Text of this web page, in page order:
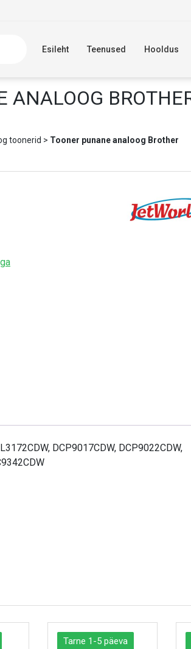
Esileht Teenused Hooldus
ANALOOG
toonerid > Tooner punane analoog Brother
DCP9017CDW, DCP9022CDW,
Tarne 1-5 päeva